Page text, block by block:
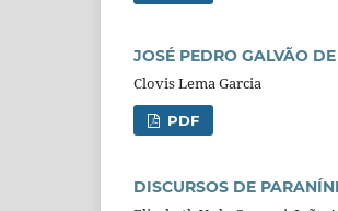
JOSÉ PEDRO GALVÃO
Clovis Lema Garcia
PDF
DISCURSOS DE